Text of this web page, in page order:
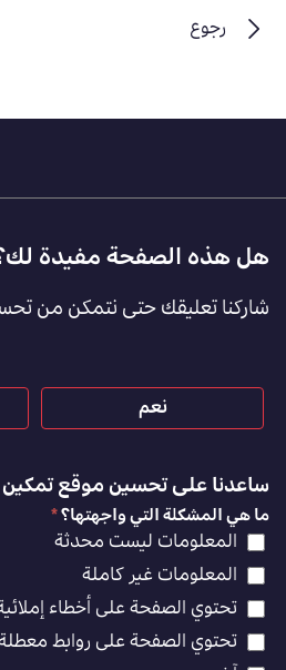
رجوع
Footer
Feedback
[AR]
هل هذه الصفحة مفيدة
شاركنا تعليقك حتى نتمكن من
نعم
ساعدنا على تحسين موقع تمكين
ما هي المشكلة التي واجهتها؟*
المعلومات ليست محدثة
المعلومات غير كاملة
تحتوي الصفحة على أخطاء
تحتوي الصفحة على روابط